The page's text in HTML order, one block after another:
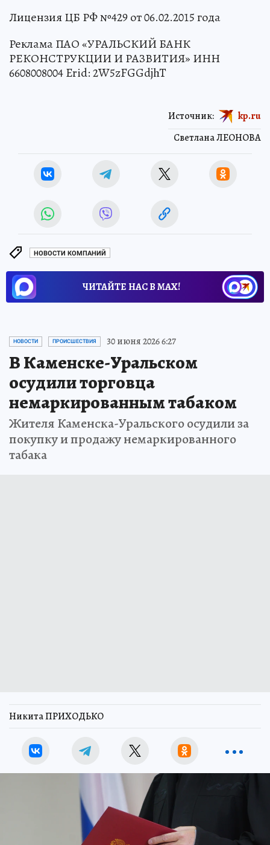
Лицензия ЦБ РФ №429 от 06.02.2015 года
Реклама ПАО «УРАЛЬСКИЙ БАНК
РЕКОНСТРУКЦИИ И РАЗВИТИЯ» ИНН
6608008004 Erid: 2W5zFGGdjhT
Светлана ЛЕОНОВА
Источник: kp.ru
НОВОСТИ КОМПАНИЙ
ЧИТАЙТЕ НАС В МАХ!
НОВОСТИ ПРОИСШЕСТВИЯ 30 июня 2026 6:27
В Каменске-Уральском
осудили торговца
немаркированным табаком
Жителя Каменска-Уральского осудили за
покупку и продажу немаркированного
табака
Никита ПРИХОДЬКО